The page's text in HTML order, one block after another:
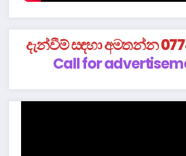
දැන්වීම් සඳහා අමතන්න
Call for